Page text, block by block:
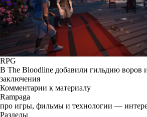
RPG
В The Bloodline добавили гильдию воров
заключения
Комментарии к материалу
Rampaga
про игры, фильмы и технологии —
Разделы